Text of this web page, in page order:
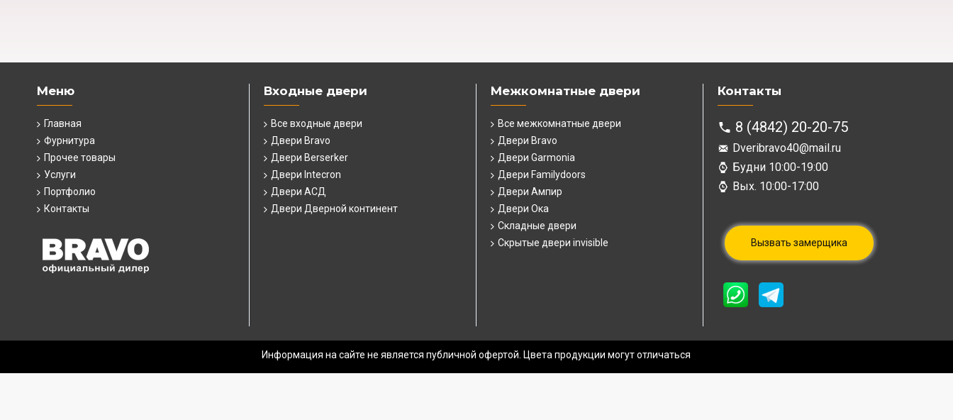
Меню
Главная
Фурнитура
Прочее товары
Услуги
Портфолио
Контакты
Входные двери
Все входные двери
Двери Bravo
Двери Berserker
Двери Intecron
Двери АСД
Двери Дверной континент
Межкомнатные двери
Все межкомнатные двери
Двери Bravo
Двери Garmonia
Двери Familydoors
Двери Ампир
Двери Ока
Складные двери
Скрытые двери invisible
Контакты
8 (4842) 20-20-75
Dveribravo40@mail.ru
Будни 10:00-19:00
Вых. 10:00-17:00
Вызвать замерщика
Информация на сайте не является публичной офертой. Цвета продукции могут отличаться